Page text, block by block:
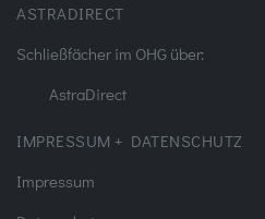
ASTRADIRECT
Schließfächer im OHG über:
AstraDirect
IMPRESSUM + DATENSCHUTZ
Impressum